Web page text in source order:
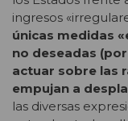
ingresos
únicas medidas
no deseadas
actuar sobre las
empujan a
las diversas